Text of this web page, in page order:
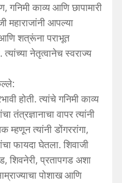
गनिमी काव्य आणि छापामारी
महाराजांनी आपल्या
आणि शत्रूंना पराभूत
नेतृत्वानेच स्वराज्य
होती. त्यांचे गनिमी काव्य
तंत्रज्ञानाचा वापर त्यांनी
म्हणून त्यांनी डोंगररांगा,
फायदा घेतला. शिवाजी
शिवनेरी, प्रतापगड अशा
पोशाख आणि